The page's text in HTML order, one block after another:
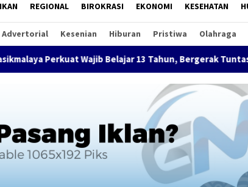
REGIONAL BIROKRASI EKONOMI KESEHATAN
Advertorial Kesenian Hiburan Pristiwa Olahraga
Belajar 13 Tahun, Bergerak Tuntaskan Anak Tidak